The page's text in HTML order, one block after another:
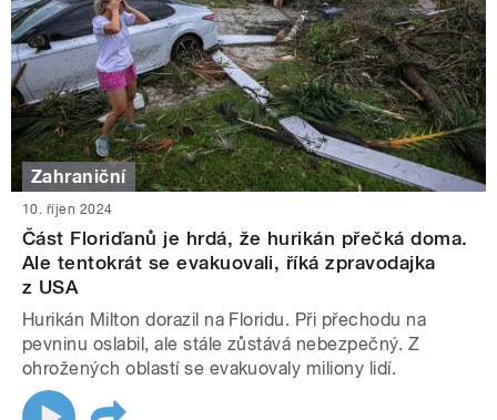
Zahraniční
10. říjen 2024
Část Floriďanů je hrdá, že hurikán přečká doma.
Ale tentokrát se evakuovali, říká zpravodajka
z USA
Hurikán Milton dorazil na Floridu. Při přechodu na
pevninu oslabil, ale stále zůstává nebezpečný. Z
ohrožených oblastí se evakuovaly miliony lidí.